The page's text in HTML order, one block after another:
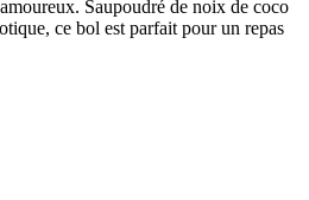
Saupoudré de noix de coco
ce bol est parfait pour un repas